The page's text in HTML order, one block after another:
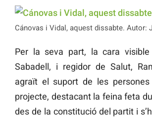
Cánovas i Vidal, aquest dissabte. Autor:
Per la seva part, la cara
Sabadell, i regidor de Salut,
agraït el suport de les persones
projecte, destacant la feina feta
des de la constitució del partit i